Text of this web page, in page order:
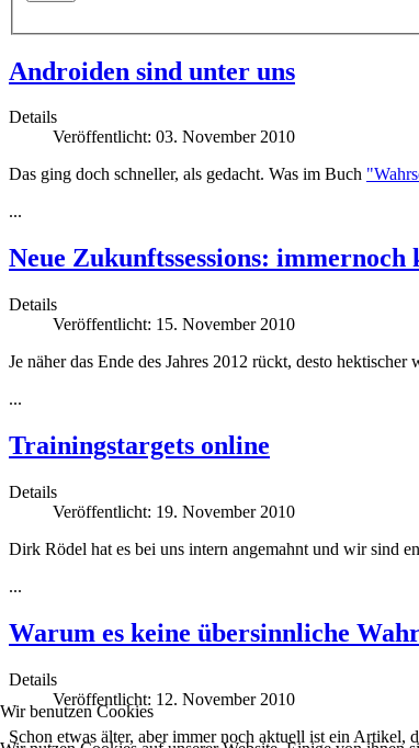
Androiden sind unter uns
Details
Veröffentlicht: 03. November 2010
Das ging doch schneller, als gedacht. Was im Buch
...
Neue Zukunftssessions:
Details
Veröffentlicht: 15. November 2010
Je näher das Ende des Jahres 2012 rückt, desto
...
Trainingstargets online
Details
Veröffentlicht: 19. November 2010
Dirk Rödel hat es bei uns intern angemahnt und wir sind
...
Warum es keine übersinnliche
Details
Veröffentlicht: 12. November 2010
Schon etwas älter, aber immer noch aktuell ist ein Artikel,
Wir benutzen Cookies